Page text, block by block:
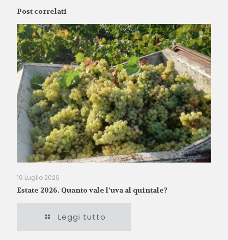
Post correlati
19 Luglio 2026
Estate 2026. Quanto vale l’uva al quintale?
Leggi tutto